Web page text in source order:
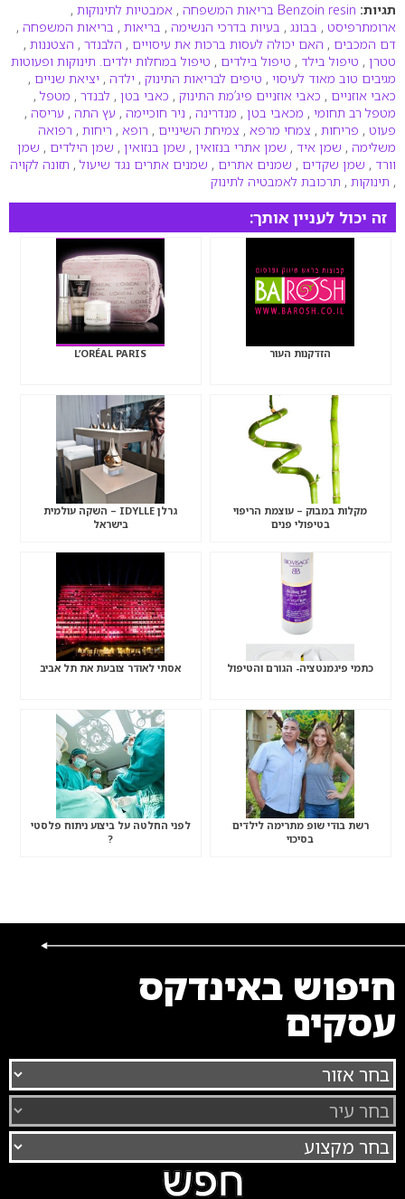
תגיות: Benzoin resin בריאות המשפחה , אמבטיות לתינוקות ,
ארומתרפיסט , בבונג , בעיות בדרכי הנשימה , בריאות , בריאות המשפחה ,
דם המכבים , האם יכולה לעסות ברכות את עיסויים , הלבנדר , הצטננות ,
טטרן , טיפול בילד , טיפול בילדים , טיפול במחלות ילדים. תינוקות ופעוטות
מגיבים טוב מאוד לעיסוי , טיפים לבריאות התינוק , ילדה , יציאת שניים ,
כאבי אוזניים , כאבי אוזניים פיג’מת התינוק , כאבי בטן , לבנדר , מטפל ,
מטפל רב תחומי , מכאבי בטן , מנדרינה , ניר חוכיימה , עץ התה , עריסה ,
פעוט , פריחות , צמחי מרפא , צמיחת השיניים , רופא , ריחות , רפואה
משלימה , שמן איד , שמן אתרי בנזואין , שמן בנזואין , שמן הילדים , שמן
וורד , שמן שקדים , שמנים אתרים , שמנים אתרים נגד שיעול , תזונה לקויה
, תינוקות , תרכובת לאמבטיה לתינוק
זה יכול לעניין אותך:
הזדקנות העור L’ORÉAL PARIS
מקלות במבוק – עוצמת הריפוי
בטיפולי פנים
גרלן IDYLLE – השקה עולמית
בישראל
כתמי פיגמנטציה- הגורם והטיפול אסתי לאודר צובעת את תל אביב
רשת בודי שופ מתרימה לילדים
בסיכוי
לפני החלטה על ביצוע ניתוח פלסטי
?
חיפוש באינדקס
עסקים